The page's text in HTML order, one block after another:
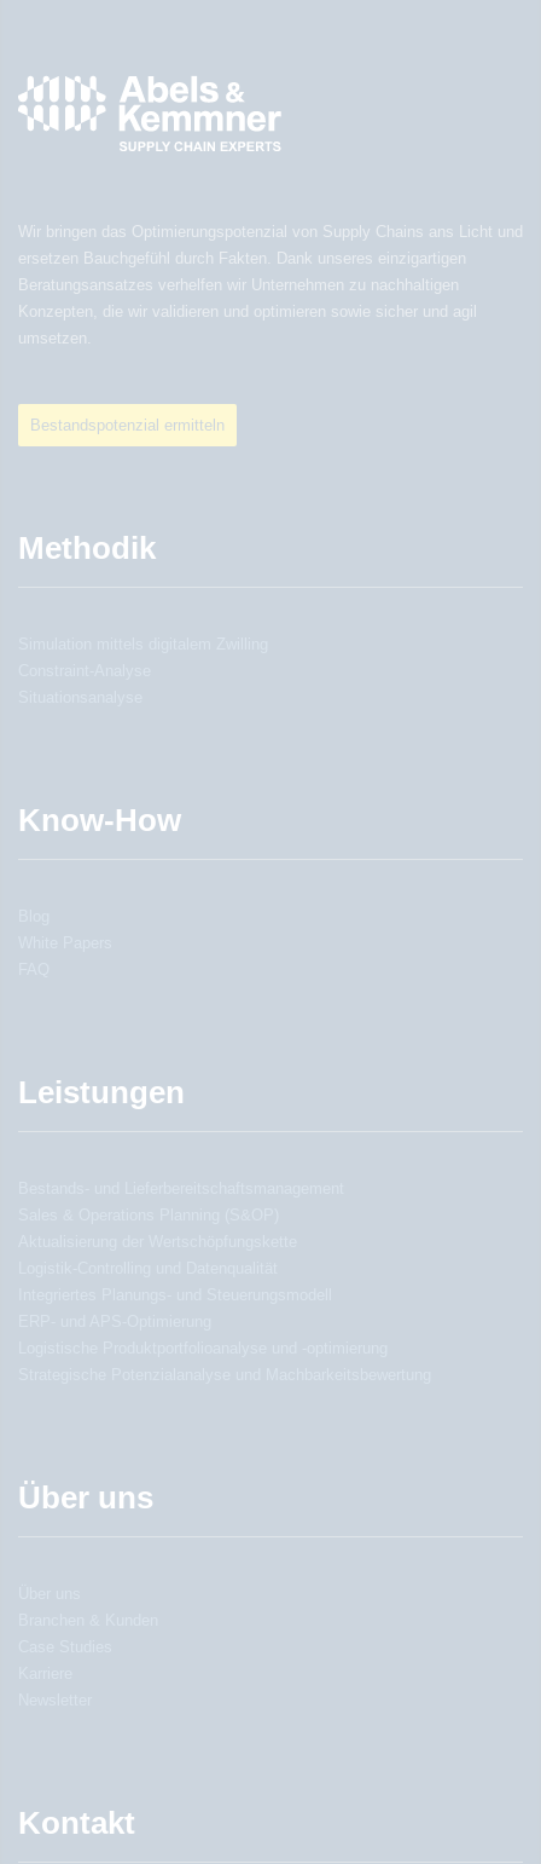
Wir bringen das Optimierungspotenzial von Supply Chains ans Licht und
ersetzen Bauchgefühl durch Fakten. Dank unseres einzigartigen
Beratungsansatzes verhelfen wir Unternehmen zu nachhaltigen
Konzepten, die wir validieren und optimieren sowie sicher und agil
umsetzen.
Bestandspotenzial ermitteln
Methodik
Know-How
Leistungen
Über uns
Kontakt